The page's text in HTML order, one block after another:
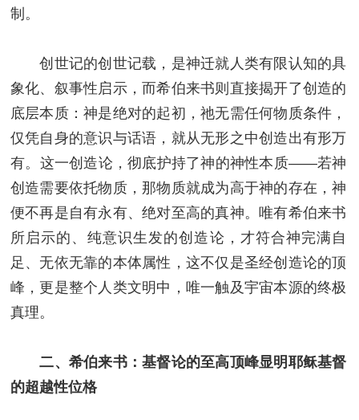
制。
创世记的创世记载，是神迁就人类有限认知的具
象化、叙事性启示，而希伯来书则直接揭开了创造的
底层本质：神是绝对的起初，祂无需任何物质条件，
仅凭自身的意识与话语，就从无形之中创造出有形万
有。这一创造论，彻底护持了神的神性本质——若神
创造需要依托物质，那物质就成为高于神的存在，神
便不再是自有永有、绝对至高的真神。唯有希伯来书
所启示的、纯意识生发的创造论，才符合神完满自
足、无依无靠的本体属性，这不仅是圣经创造论的顶
峰，更是整个人类文明中，唯一触及宇宙本源的终极
真理。
二、希伯来书：基督论的至高顶峰显明耶稣基督
的超越性位格